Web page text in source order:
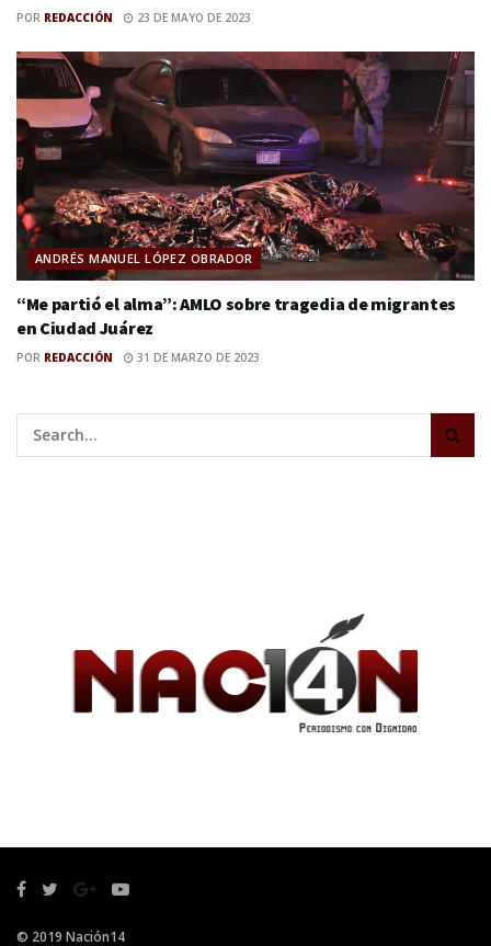
POR REDACCIÓN 23 DE MAYO DE 2023
ANDRÉS MANUEL LÓPEZ OBRADOR
“Me partió el alma”: AMLO sobre tragedia de migrantes
en Ciudad Juárez
POR REDACCIÓN 31 DE MARZO DE 2023
© 2019 Nación14